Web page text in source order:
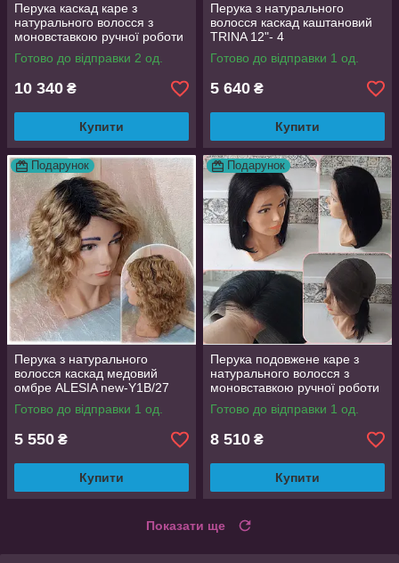
Перука каскад каре з
натурального волосся з
моновставкою ручної роботи
блонд омбре LYUBA-3 HH-
Y930
Готово до відправки 2 од.
10 340 ₴
Купити
Перука з натурального
волосся каскад каштановий
TRINA 12"- 4
Готово до відправки 1 од.
5 640 ₴
Купити
Подарунок
Перука з натурального
волосся каскад медовий
омбре ALESIA new-Y1B/27
Готово до відправки 1 од.
5 550 ₴
Купити
Подарунок
Перука подовжене каре з
натурального волосся з
моновставкою ручної роботи
чорний LINDA 14" -1B
Готово до відправки 1 од.
8 510 ₴
Купити
Показати ще